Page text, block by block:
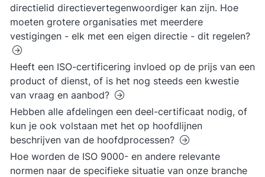
directielid directievertegenwoordiger kan zijn. Hoe
moeten grotere organisaties met meerdere
vestigingen - elk met een eigen directie - dit regelen?
Heeft een ISO-certificering invloed op de prijs van een
product of dienst, of is het nog steeds een kwestie
van vraag en aanbod?
Hebben alle afdelingen een deel-certificaat nodig, of
kun je ook volstaan met het op hoofdlijnen
beschrijven van de hoofdprocessen?
Hoe worden de ISO 9000- en andere relevante
normen naar de specifieke situatie van onze branche